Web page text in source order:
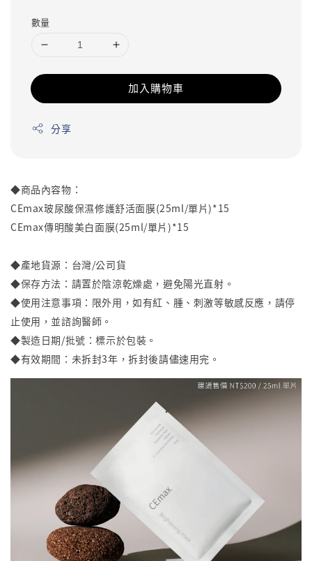
數量
加入購物車
分享
◆商品內容物：
CEmax玻尿酸保濕修護舒活面膜(25ml/單片)*15
CEmax傳明酸美白面膜(25ml/單片)*15
◆產地貨源 ： 台灣/公司貨
◆保存方法：請置於陰涼乾燥處，避免陽光直射。
◆使用注意事項：限外用，如有紅、腫、刺激等敏感反應，請停
止使用，並諮詢醫師。
◆製造日期/批號：標示於包裝。
◆有效期間：未拆封3年，拆封後請儘速用完。